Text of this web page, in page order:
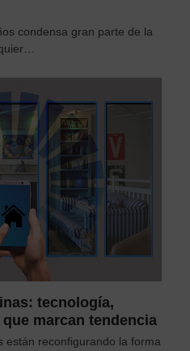
condensa gran parte de la
tecnología,
marcan tendencia
están reconfigurando la forma